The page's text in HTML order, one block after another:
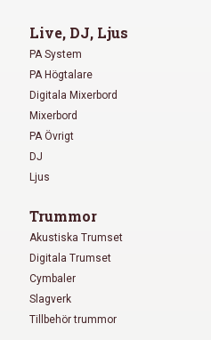
Live, DJ, Ljus
PA System
PA Högtalare
Digitala Mixerbord
Mixerbord
PA Övrigt
DJ
Ljus
Trummor
Akustiska Trumset
Digitala Trumset
Cymbaler
Slagverk
Tillbehör trummor